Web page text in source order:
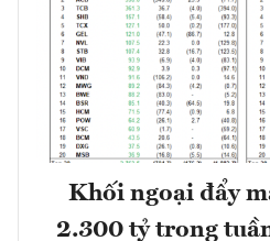
Khối ngoại đẩy
2.300 tỷ trong